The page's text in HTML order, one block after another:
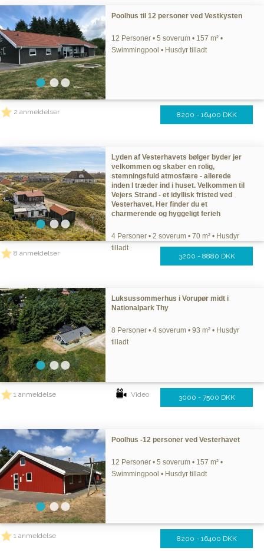
Poolhus til 12 personer ved Vestkysten
12 Personer • 5 soverum • 157 m² •
Swimmingpool • Husdyr tilladt
2 anmeldelser 8200 - 16400 DKK
Lyden af Vesterhavets bølger byder jer
velkommen og skaber en rolig,
stemningsfuld atmosfære - allerede
inden I træder ind i huset. Velkommen til
Vejers Strand - et idyllisk fristed ved
Vesterhavet. Her finder du et
charmerende og hyggeligt ferieh
4 Personer • 2 soverum • 70 m² • Husdyr
tilladt
8 anmeldelser 3200 - 8880 DKK
Luksussommerhus i Vorupør midt i
Nationalpark Thy
8 Personer • 4 soverum • 93 m² • Husdyr
tilladt
1 anmeldelse Video 3000 - 7500 DKK
Poolhus -12 personer ved Vesterhavet
12 Personer • 5 soverum • 157 m² •
Swimmingpool • Husdyr tilladt
1 anmeldelse 8200 - 16400 DKK